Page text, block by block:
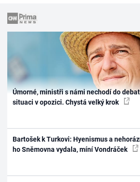
Úmorné, ministři s námi nechodí do
situaci v opozici. Chystá velký krok
Bartošek k Turkovi: Hyenismus a
ho Sněmovna vydala, míní Vondráček